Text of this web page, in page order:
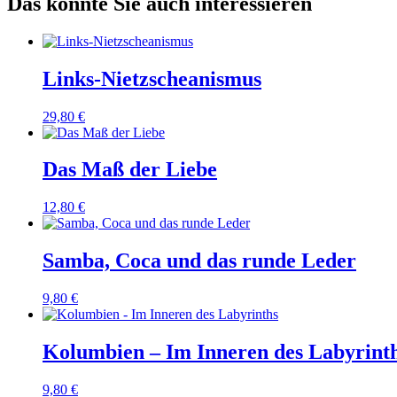
Links-Nietzscheanismus
29,80 €
Das Maß der Liebe
12,80 €
Samba, Coca und das runde Leder
9,80 €
Kolumbien – Im Inneren des
9,80 €